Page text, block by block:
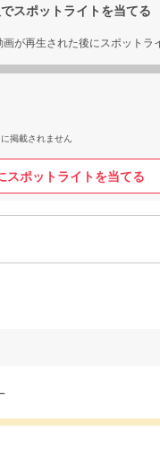
スポットライトを当てる
が再生された後にスポットラ
掲載されません
スポットライトを当てる
−